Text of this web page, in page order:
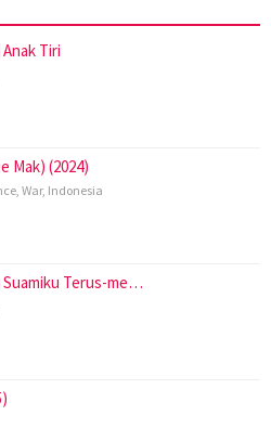
Tiri
Mak) (2024)
War, Indonesia
Suamiku Terus-me…